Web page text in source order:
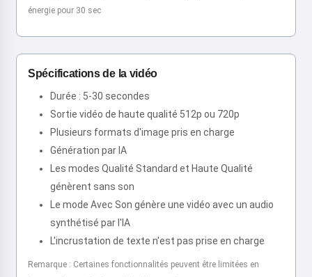
énergie pour 30 sec
Spécifications de la vidéo
Durée : 5-30 secondes
Sortie vidéo de haute qualité 512p ou 720p
Plusieurs formats d'image pris en charge
Génération par IA
Les modes Qualité Standard et Haute Qualité
génèrent sans son
Le mode Avec Son génère une vidéo avec un audio
synthétisé par l'IA
L'incrustation de texte n'est pas prise en charge
Remarque : Certaines fonctionnalités peuvent être limitées en